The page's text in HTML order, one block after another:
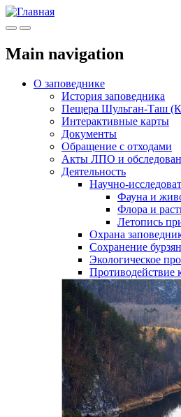
МенюИнфо
Main navigation
О заповеднике
История заповедника
Пещера Шульган-Таш
Интерактивные карты
Документы
Обращение с отходами
Акты ЛПО и
Деятельность
Научно-
Фауна и
Флора и
Летопись
Охрана
Сохранение
Экологическое
Противодействие